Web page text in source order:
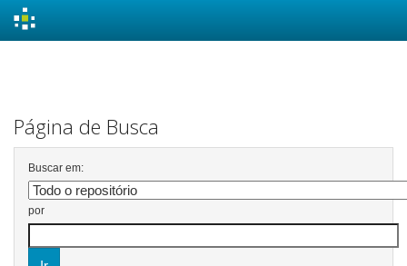
Página de Busca
Buscar em:
por